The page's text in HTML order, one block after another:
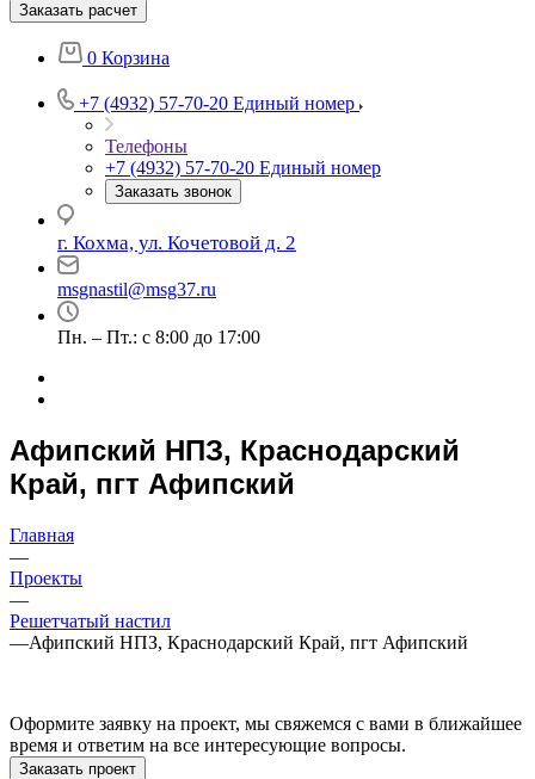
Заказать расчет
0 Корзина
+7 (4932) 57-70-20 Единый номер
Телефоны
+7 (4932) 57-70-20 Единый номер
Заказать звонок
г. Кохма, ул. Кочетовой д. 2
msgnastil@msg37.ru
Пн. – Пт.: с 8:00 до 17:00
Афипский НПЗ, Краснодарский
Край, пгт Афипский
Главная
—
Проекты
—
Решетчатый настил
—Афипский НПЗ, Краснодарский Край, пгт Афипский
Оформите заявку на проект, мы свяжемся с вами в ближайшее
время и ответим на все интересующие вопросы.
Заказать проект